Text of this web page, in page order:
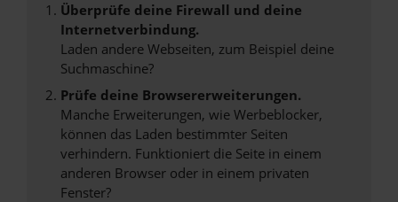
Überprüfe deine Firewall und deine
Internetverbindung.
Laden andere Webseiten, zum Beispiel deine
Suchmaschine?
Prüfe deine Browsererweiterungen.
Manche Erweiterungen, wie Werbeblocker,
können das Laden bestimmter Seiten
verhindern. Funktioniert die Seite in einem
anderen Browser oder in einem privaten
Fenster?